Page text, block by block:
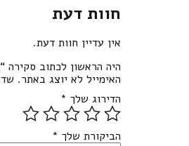
חוות דעת
אין עדיין חוות דעת.
היה הראשון לכתוב סקירה
האימייל לא יוצג באתר.
הדירוג שלך *
הביקורת שלך *